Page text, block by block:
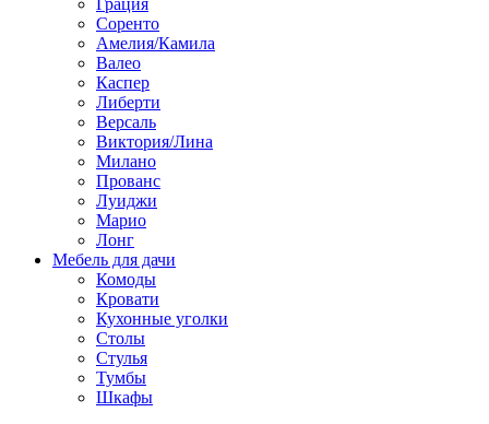
Грация
Соренто
Амелия/Камила
Валео
Каспер
Либерти
Версаль
Виктория/Лина
Милано
Прованс
Луиджи
Марио
Лонг
Мебель для дачи
Комоды
Кровати
Кухонные уголки
Столы
Стулья
Тумбы
Шкафы